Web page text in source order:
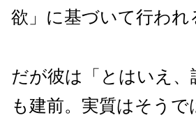
欲」に基づいて行わ
だが彼は「とはいえ
も建前。実質はそう